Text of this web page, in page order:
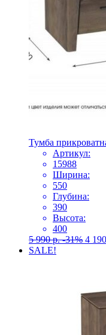
Тумба
Артикул:
15988
Ширина:
550
Глубина:
390
Высота:
400
5 990р. -31% 4 190
SALE!